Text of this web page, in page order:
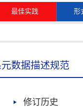
最佳实践 形
数据描述规范
修订历史